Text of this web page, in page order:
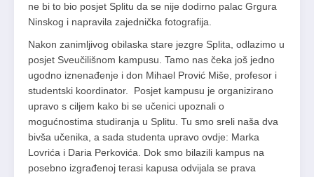
ne bi to bio posjet Splitu da se nije dodirno palac Grgura
Ninskog i napravila zajednička fotografija.
Nakon zanimljivog obilaska stare jezgre Splita, odlazimo u
posjet Sveučilišnom kampusu. Tamo nas čeka još jedno
ugodno iznenađenje i don Mihael Prović Miše, profesor i
studentski koordinator. Posjet kampusu je organizirano
upravo s ciljem kako bi se učenici upoznali o
mogućnostima studiranja u Splitu. Tu smo sreli naša dva
bivša učenika, a sada studenta upravo ovdje: Marka
Lovrića i Daria Perkovića. Dok smo bilazili kampus na
posebno izgrađenoj terasi kapusa odvijala se prava